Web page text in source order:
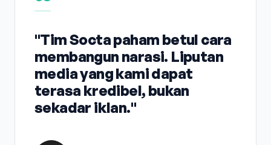
"Tim Socta paham betul cara
membangun narasi. Liputan
media yang kami dapat
terasa kredibel, bukan
sekadar iklan."